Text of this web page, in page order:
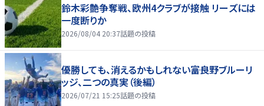
鈴木彩艶争奪戦、欧州4クラブが接触 リーズには
一度断りか
2026/08/04 20:37話題の投稿
優勝しても、消えるかもしれない――富良野ブルーリ
ッジ、二つの真実（後編）
2026/07/21 15:25話題の投稿